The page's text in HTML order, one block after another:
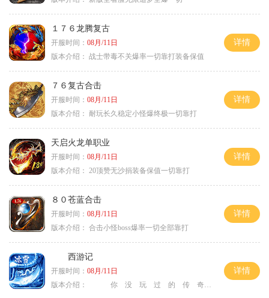
１７６龙腾复古
开服时间： 08月/11日
版本介绍： 战士带毒不关爆率一切靠打装备保值
详情
７６复古合击
开服时间： 08月/11日
版本介绍： 耐玩长久稳定小怪爆终极一切靠打
详情
天启火龙单职业
开服时间： 08月/11日
版本介绍： 20顶赞无沙捐装备保值一切靠打
详情
８０苍蓝合击
开服时间： 08月/11日
版本介绍： 合击小怪boss爆率一切全部靠打
详情
西游记
开服时间： 08月/11日
版本介绍：
你 没 玩 过 的 传 奇
详情